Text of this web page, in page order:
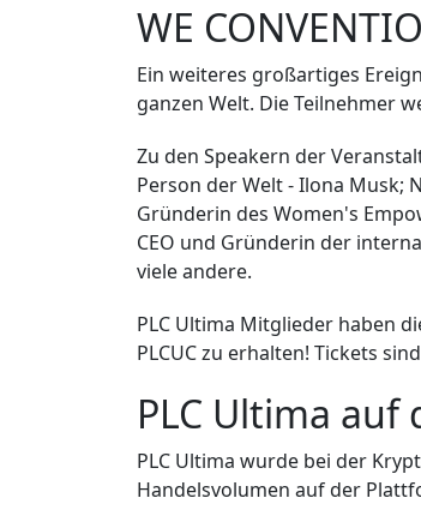
WE
Ein weiteres großartiges
ganzen Welt. Die Teilnehmer
Zu den Speakern der
Person der Welt - Ilona Musk;
Gründerin des Women's
CEO und Gründerin der
viele andere.
PLC Ultima Mitglieder haben
PLCUC zu erhalten! Tickets
PLC Ultima auf
PLC Ultima wurde bei der
Handelsvolumen auf der